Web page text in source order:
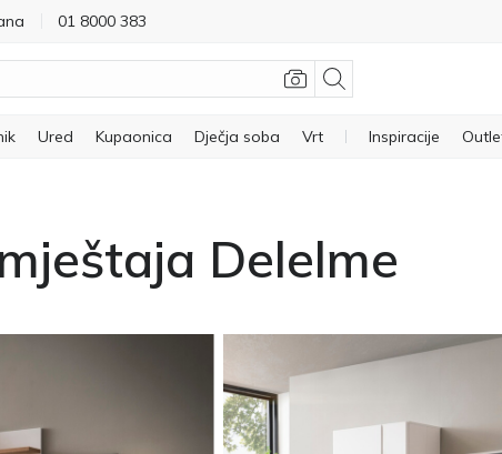
01 8000 383
Ured Kupaonica Dječja soba Vrt Inspiracije
Delelme